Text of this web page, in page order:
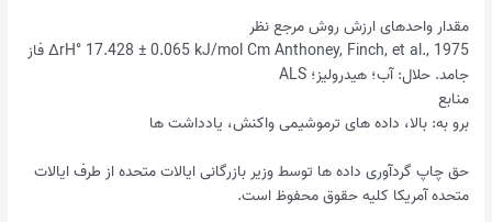
مقدار واحدهای ارزش روش مرجع نظر
ΔrH° 17.428 ± 0.065 kJ/mol Cm Anthoney, Finch, et al., 1975 فاز
جامد. حلال: آب؛ هیدرولیز؛ ALS
منابع
برو به: بالا، داده های ترموشیمی واکنش، یادداشت ها
حق چاپ گردآوری داده ها توسط وزیر بازرگانی ایالات متحده از طرف ایالات
متحده آمریکا کلیه حقوق محفوظ است.